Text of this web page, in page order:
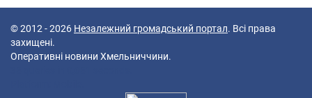
© 2012 - 2026 Незалежний громадський портал. Всі права
захищені.
Оперативні новини Хмельниччини.